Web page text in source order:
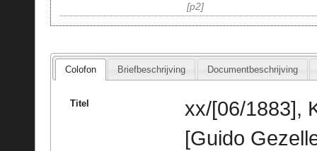
p2
Colofon Briefbeschrijving Documentbeschrijving
Titel
xx/[06/1883],
[Guido